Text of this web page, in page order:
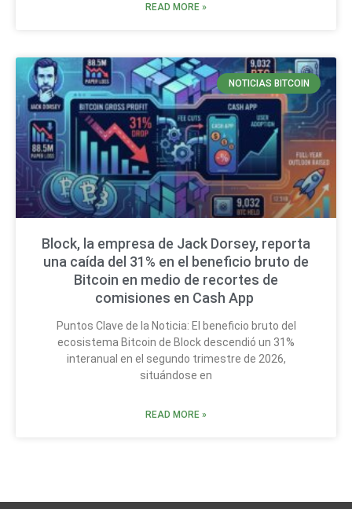
READ MORE »
NOTICIAS BITCOIN
Block, la empresa de Jack Dorsey, reporta
una caída del 31% en el beneficio bruto de
Bitcoin en medio de recortes de
comisiones en Cash App
Puntos Clave de la Noticia: El beneficio bruto del
ecosistema Bitcoin de Block descendió un 31%
interanual en el segundo trimestre de 2026,
situándose en
READ MORE »